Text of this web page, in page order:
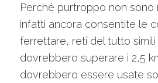
Perché purtroppo non sono
infatti ancora consentite le
ferrettare, reti del tutto simili
dovrebbero superare i 2,5
dovrebbero essere usate